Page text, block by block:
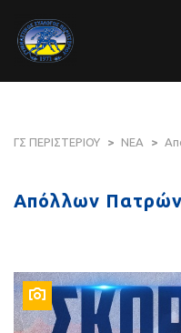
ΓΣ ΠΕΡΙΣΤΕΡΙΟΥ > ΝΕΑ >
Απόλλων Πατρών